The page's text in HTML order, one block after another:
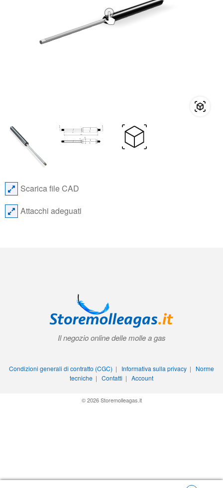
Scarica file CAD
Attacchi adeguati
Il negozio online delle molle a gas
Condizioni generali di contratto (CGC) | Informativa sulla privacy | Norme
tecniche | Contatti | Account
© 2026 Storemolleagas.it